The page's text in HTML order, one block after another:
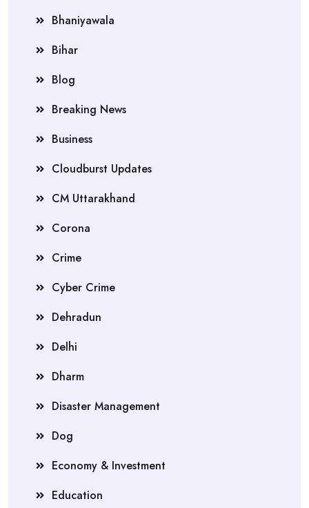
Bhaniyawala
Bihar
Blog
Breaking News
Business
Cloudburst Updates
CM Uttarakhand
Corona
Crime
Cyber Crime
Dehradun
Delhi
Dharm
Disaster Management
Dog
Economy & Investment
Education